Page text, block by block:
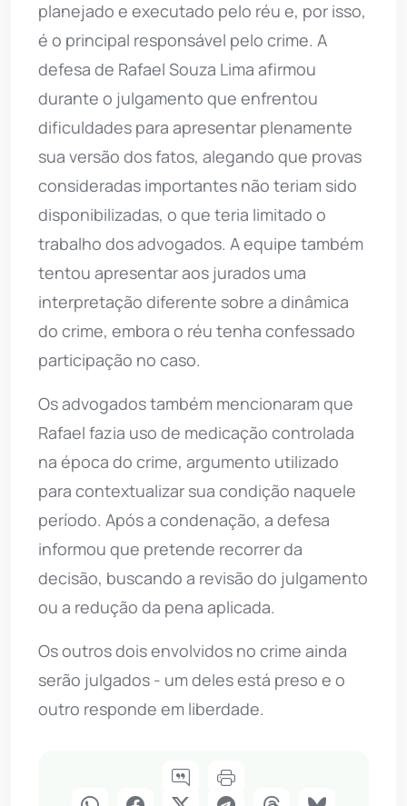
planejado e executado pelo réu e, por isso,
é o principal responsável pelo crime. A
defesa de Rafael Souza Lima afirmou
durante o julgamento que enfrentou
dificuldades para apresentar plenamente
sua versão dos fatos, alegando que provas
consideradas importantes não teriam sido
disponibilizadas, o que teria limitado o
trabalho dos advogados. A equipe também
tentou apresentar aos jurados uma
interpretação diferente sobre a dinâmica
do crime, embora o réu tenha confessado
participação no caso.
Os advogados também mencionaram que
Rafael fazia uso de medicação controlada
na época do crime, argumento utilizado
para contextualizar sua condição naquele
período. Após a condenação, a defesa
informou que pretende recorrer da
decisão, buscando a revisão do julgamento
ou a redução da pena aplicada.
Os outros dois envolvidos no crime ainda
serão julgados - um deles está preso e o
outro responde em liberdade.